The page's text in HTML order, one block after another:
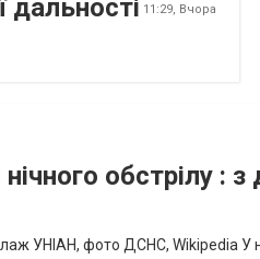
дальності 11:29, Вчора
обстрілу :
УНІАН, фото ДСНС, Wikipedia У